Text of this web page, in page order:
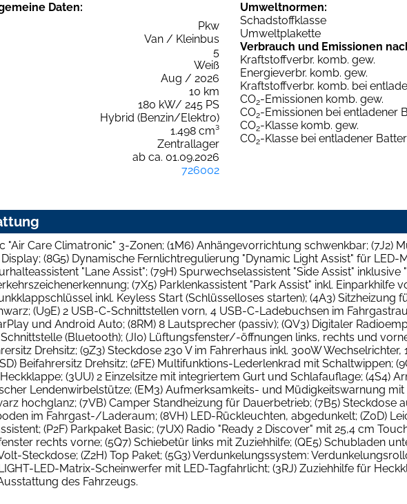
Daten:
Pkw
Van / Kleinbus
5
Weiß
Aug / 2026
10 km
180 kW/ 245 PS
Hybrid (Benzin/Elektro)
1.498 cm³
Zentrallager
ab ca. 01.09.2026
726002
Umweltnormen:
Schadstoffklasse
Umweltplakette
Verbrauch und Emissionen
Kraftstoffverbr. komb. gew.
Energieverbr. komb. gew.
Kraftstoffverbr. komb. bei
CO2-Emissionen komb. gew.
CO2-Emissionen bei entladener
CO2-Klasse komb. gew.
CO2-Klasse bei entladener
"Air Care Climatronic" 3-Zonen; (1M6) Anhängevorrichtung schwenkbar;
(8G5) Dynamische Fernlichtregulierung "Dynamic Light Assist" für
"Lane Assist"; (79H) Spurwechselassistent "Side Assist"
(7X5) Parklenkassistent "Park Assist" inkl. Einparkhilfe
inkl. Keyless Start (Schlüsselloses starten); (4A3) Sitzheizung
(U9E) 2 USB-C-Schnittstellen vorn, 4 USB-C-Ladebuchsen im
und Android Auto; (8RM) 8 Lautsprecher (passiv); (QV3) Digitaler
(Bluetooth); (JI0) Lüftungsfenster/-öffnungen links, rechts und
Drehsitz; (9Z3) Steckdose 230 V im Fahrerhaus inkl. 300W
Beifahrersitz Drehsitz; (2FE) Multifunktions-Lederlenkrad mit Schaltwippen;
(3UU) 2 Einzelsitze mit integriertem Gurt und Schlafauflage; (4S4)
Lendenwirbelstütze; (EM3) Aufmerksamkeits- und Müdigkeitswarnung
hochglanz; (7VB) Camper Standheizung für Dauerbetrieb; (7B5) Steckdose
im Fahrgast-/Laderaum; (8VH) LED-Rückleuchten, abgedunkelt; (Z0D)
(P2F) Parkpaket Basic; (7UX) Radio "Ready 2 Discover" mit 25,4 cm
rechts vorne; (5Q7) Schiebetür links mit Zuziehhilfe; (QE5) Schubladen
Steckdose; (Z2H) Top Paket; (5G3) Verdunkelungssystem:
LED-Matrix-Scheinwerfer mit LED-Tagfahrlicht; (3RJ) Zuziehhilfe für
des Fahrzeugs.